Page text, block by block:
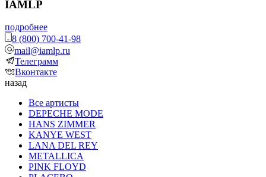
IAMLP
подробнее
8 (800) 700-41-98
mail@iamlp.ru
Телеграмм
Вконтакте
назад
Все артисты
DEPECHE MODE
HANS ZIMMER
KANYE WEST
LANA DEL REY
METALLICA
PINK FLOYD